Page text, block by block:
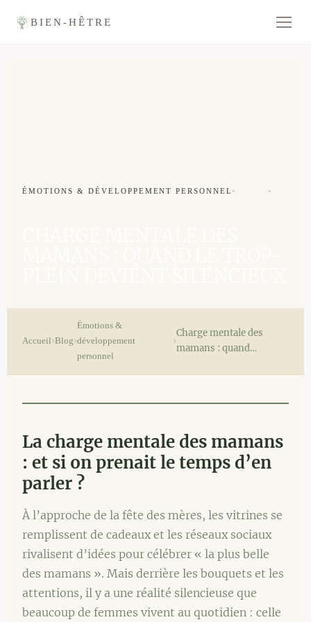
BIEN-HÊTRE
ÉMOTIONS & DÉVELOPPEMENT PERSONNEL ⏱ 3 min
Accueil›Blog›
Émotions &
développement
personnel
›
Charge mentale des
mamans : quand…
La charge mentale des mamans
: et si on prenait le temps d’en
parler ?
À l’approche de la fête des mères, les vitrines se
remplissent de cadeaux et les réseaux sociaux
rivalisent d’idées pour célébrer « la plus belle
des mamans ». Mais derrière les bouquets et les
attentions, il y a une réalité silencieuse que
beaucoup de femmes vivent au quotidien : celle